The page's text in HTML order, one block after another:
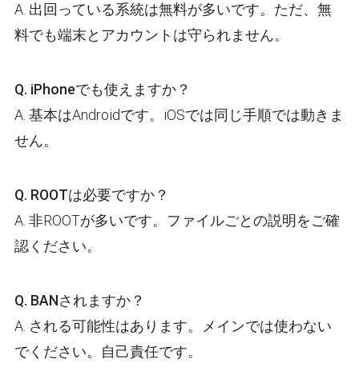
A. 出回っている系統は無料が多いです。ただ、無
料でも端末とアカウントは守られません。
Q. iPhoneでも使えますか？
A. 基本はAndroidです。iOSでは同じ手順では動きま
せん。
Q. ROOTは必要ですか？
A. 非ROOTが多いです。ファイルごとの説明をご確
認ください。
Q. BANされますか？
A. される可能性はあります。メインでは使わない
でください。自己責任です。